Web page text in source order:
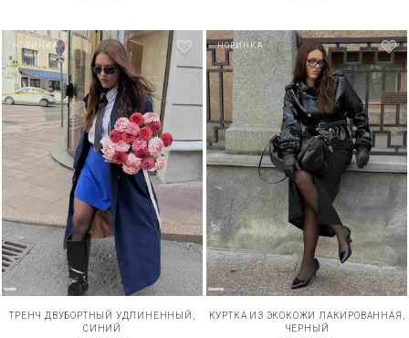
НОВИНКА
ТРЕНЧ ДВУБОРТНЫЙ УДЛИНЕННЫЙ,
СИНИЙ
НОВИНКА
КУРТКА ИЗ ЭКОКОЖИ ЛАКИРОВАННАЯ,
ЧЕРНЫЙ